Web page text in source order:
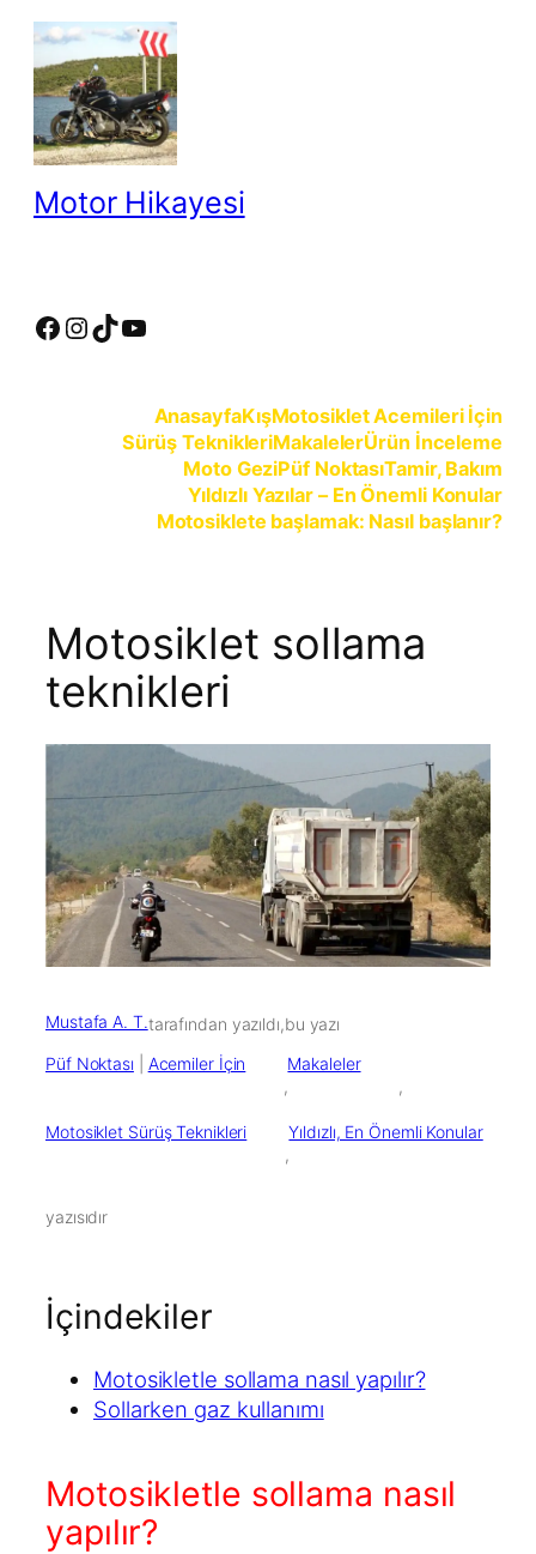
İçeriğe
Motor Hikayesi
Facebook InstagramTikTok YouTube
AnasayfaKışMotosiklet Acemileri İçin
Sürüş TeknikleriMakalelerÜrün İnceleme
Moto GeziPüf NoktasıTamir, Bakım
Yıldızlı Yazılar – En Önemli Konular
Motosiklete başlamak: Nasıl başlanır?
Motosiklet sollama
teknikleri
Mustafa A. T.tarafından yazıldı,bu yazı
Püf Noktası
Acemiler İçin
Makaleler
Motosiklet Sürüş Teknikleri
Yıldızlı, En Önemli Konular
yazısıdır
İçindekiler
Motosikletle sollama nasıl yapılır?
Sollarken gaz kullanımı
Motosikletle sollama nasıl
yapılır?